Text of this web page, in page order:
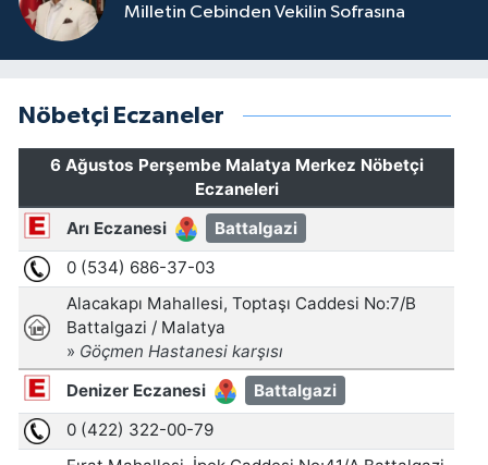
Milletin Cebinden Vekilin Sofrasına
Nöbetçi Eczaneler